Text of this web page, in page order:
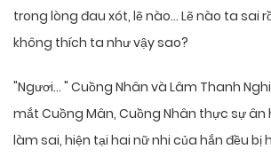
trong lòng đau xót, lẽ nào… Lẽ nào ta sai
không thích ta như vậy sao?
"Ngươi… " Cuồng Nhân và Lâm Thanh
mắt Cuồng Mân, Cuồng Nhân thực sự ân
làm sai, hiện tại hai nữ nhi của hắn đều bị